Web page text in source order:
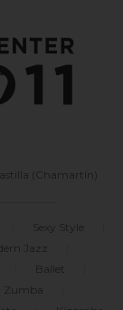
(Chamartín)
Sexy Style
Jazz
Ballet
Zumba